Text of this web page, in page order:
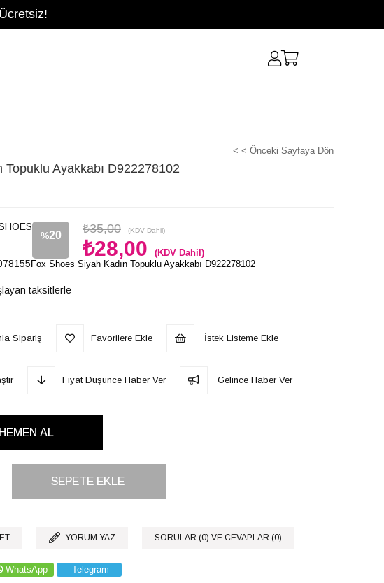
< < Önceki Sayfaya Dön
Topuklu Ayakkabı D922278102
%20
İndirim
₺35,00 (KDV Dahil)
₺28,00 (KDV Dahil)
taksitlerle
Fox Shoes Siyah Kadın Topuklu Ayakkabı D922278102
Sipariş Favorilere Ekle İstek Listeme Ekle
Fiyat Düşünce Haber Ver Gelince Haber Ver
YORUM YAZ SORULAR (0) VE CEVAPLAR (0)
WhatsApp Telegram